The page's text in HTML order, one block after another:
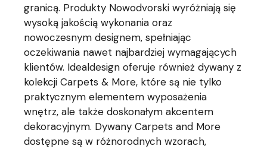
granicą. Produkty Nowodvorski wyróżniają się
wysoką jakością wykonania oraz
nowoczesnym designem, spełniając
oczekiwania nawet najbardziej wymagających
klientów. Idealdesign oferuje również dywany z
kolekcji Carpets & More, które są nie tylko
praktycznym elementem wyposażenia
wnętrz, ale także doskonałym akcentem
dekoracyjnym. Dywany Carpets and More
dostępne są w różnorodnych wzorach,